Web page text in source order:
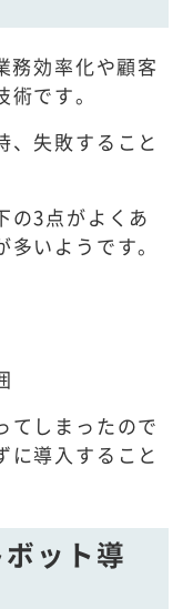
務効率化や顧客
です。
、失敗すること
の3点がよくあ
いようです。
てしまったので
に導入すること
ット導